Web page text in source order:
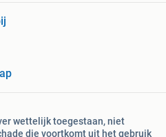
wettelijk toegestaan, niet
die voortkomt uit het gebruik